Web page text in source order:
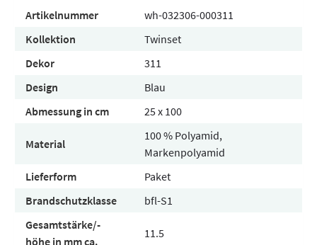
Artikelnummer
wh-032306-000311
Kollektion
Twinset
Dekor
311
Design
Blau
Abmessung in cm
25 x 100
Material
100 % Polyamid,
Markenpolyamid
Lieferform
Paket
Brandschutzklasse
bfl-S1
Gesamtstärke/-
höhe in mm ca.
11.5